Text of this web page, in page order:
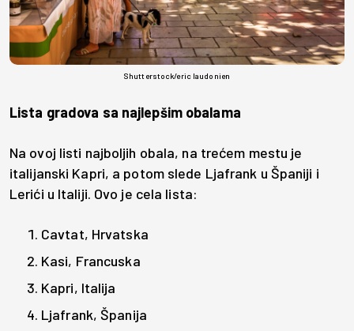
Shutterstock/eric laudonien
Lista gradova sa najlepšim obalama
Na ovoj listi najboljih obala, na trećem mestu je
italijanski Kapri, a potom slede Ljafrank u Španiji i
Lerići u Italiji. Ovo je cela lista:
Cavtat, Hrvatska
Kasi, Francuska
Kapri, Italija
Ljafrank, Španija